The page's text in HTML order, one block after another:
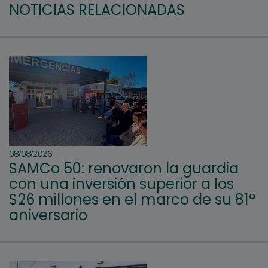
NOTICIAS RELACIONADAS
08/08/2026
SAMCo 50: renovaron la guardia
con una inversión superior a los
$26 millones en el marco de su 81°
aniversario